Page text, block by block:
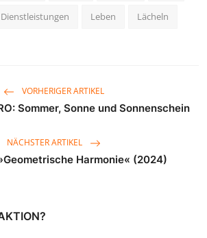
Dienstleistungen Leben Lächeln
VORHERIGER ARTIKEL
Sommer, Sonne und Sonnenschein
NÄCHSTER ARTIKEL
Harmonie« (2024)